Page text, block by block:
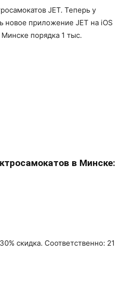
JET. Теперь у
новое приложение JET на iOS
Минске порядка 1 тыс.
в Минске:
скидка. Соответственно: 21